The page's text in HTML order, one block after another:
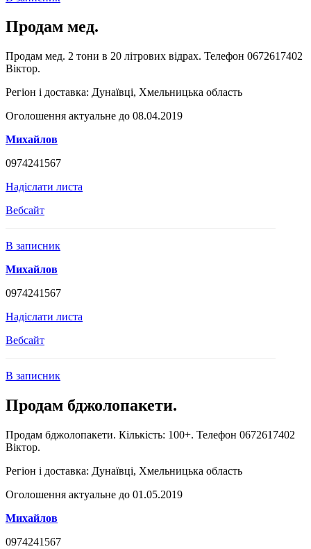
Продам мед.
Продам мед. 2 тони в 20 літрових відрах. Телефон 0672617402
Віктор.
Регіон і доставка: Дунаївці, Хмельницька область
Оголошення актуальне до 08.04.2019
Михайлов
0974241567
Надіслати листа
Вебсайт
В записник
Михайлов
0974241567
Надіслати листа
Вебсайт
В записник
Продам бджолопакети.
Продам бджолопакети. Кількість: 100+. Телефон 0672617402
Віктор.
Регіон і доставка: Дунаївці, Хмельницька область
Оголошення актуальне до 01.05.2019
Михайлов
0974241567